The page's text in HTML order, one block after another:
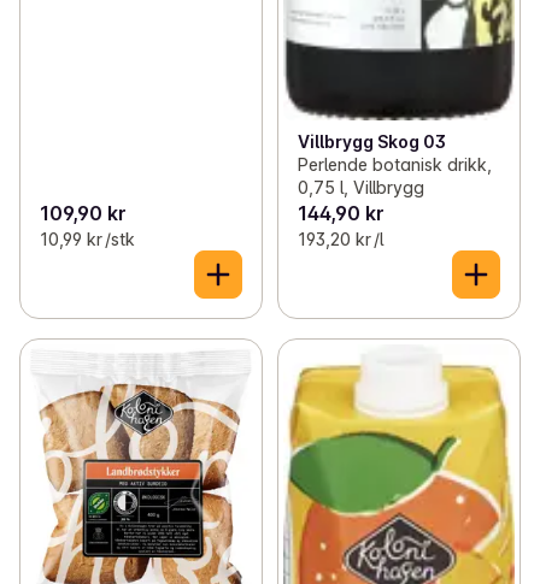
109,90 kr
10,99 kr /stk
Villbrygg Skog 03
Perlende botanisk drikk,
0,75 l, Villbrygg
144,90 kr
193,20 kr /l